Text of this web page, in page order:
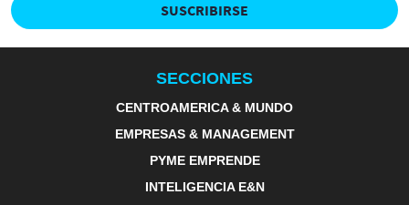
SUSCRIBIRSE
SECCIONES
CENTROAMERICA & MUNDO
EMPRESAS & MANAGEMENT
PYME EMPRENDE
INTELIGENCIA E&N